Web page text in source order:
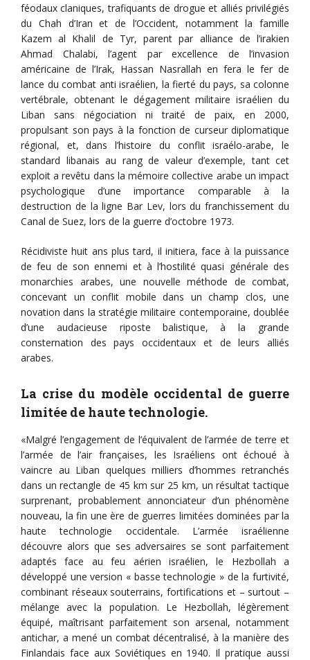
féodaux claniques, trafiquants de drogue et alliés privilégiés
du Chah d’Iran et de l’Occident, notamment la famille
Kazem al Khalil de Tyr, parent par alliance de l’irakien
Ahmad Chalabi, l’agent par excellence de l’invasion
américaine de l’Irak, Hassan Nasrallah en fera le fer de
lance du combat anti israélien, la fierté du pays, sa colonne
vertébrale, obtenant le dégagement militaire israélien du
Liban sans négociation ni traité de paix, en 2000,
propulsant son pays à la fonction de curseur diplomatique
régional, et, dans l’histoire du conflit israélo-arabe, le
standard libanais au rang de valeur d’exemple, tant cet
exploit a revêtu dans la mémoire collective arabe un impact
psychologique d’une importance comparable à la
destruction de la ligne Bar Lev, lors du franchissement du
Canal de Suez, lors de la guerre d’octobre 1973.
Récidiviste huit ans plus tard, il initiera, face à la puissance
de feu de son ennemi et à l’hostilité quasi générale des
monarchies arabes, une nouvelle méthode de combat,
concevant un conflit mobile dans un champ clos, une
novation dans la stratégie militaire contemporaine, doublée
d’une audacieuse riposte balistique, à la grande
consternation des pays occidentaux et de leurs alliés
arabes.
La crise du modèle occidental de guerre
limitée de haute technologie.
«Malgré l’engagement de l’équivalent de l’armée de terre et
l’armée de l’air françaises, les Israéliens ont échoué à
vaincre au Liban quelques milliers d’hommes retranchés
dans un rectangle de 45 km sur 25 km, un résultat tactique
surprenant, probablement annonciateur d’un phénomène
nouveau, la fin une ère de guerres limitées dominées par la
haute technologie occidentale. L’armée israélienne
découvre alors que ses adversaires se sont parfaitement
adaptés face au feu aérien israélien, le Hezbollah a
développé une version « basse technologie » de la furtivité,
combinant réseaux souterrains, fortifications et – surtout –
mélange avec la population. Le Hezbollah, légèrement
équipé, maîtrisant parfaitement son arsenal, notamment
antichar, a mené un combat décentralisé, à la manière des
Finlandais face aux Soviétiques en 1940. Il pratique aussi